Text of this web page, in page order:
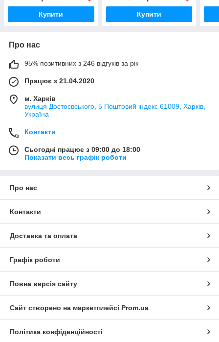
Купити Купити
Про нас
95% позитивних з 246 відгуків за рік
Працює з 21.04.2020
м. Харків
вулиця Достоєвського, 5 Поштовий індекс 61009, Харків,
Україна
Контакти
Сьогодні працює з 09:00 до 18:00
Показати весь графік роботи
Про нас
Контакти
Доставка та оплата
Графік роботи
Повна версія сайту
Сайт створено на маркетплейсі Prom.ua
Політика конфіденційності